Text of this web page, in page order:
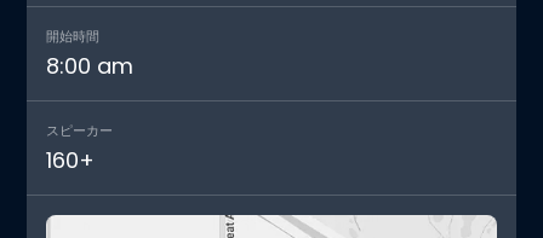
開始時間
8:00 am
スピーカー
160+